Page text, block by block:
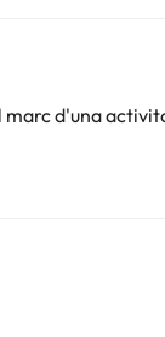
informació
d'una